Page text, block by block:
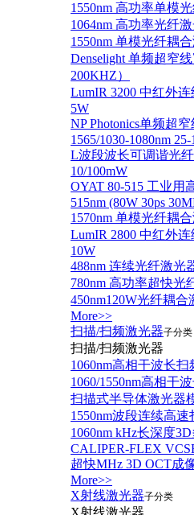
1550nm 高功率单模
1064nm 高功率光纤
1550nm 单模光纤耦
Denselight 单频超窄
200KHZ）
LumIR 3200 中红外
5W
NP Photonics单频超
1565/1030-1080nm
L波段波长可调谐光纤
10/100mW
OYAT 80-515 工业用
515nm (80W 30ps
1570nm 单模光纤耦
LumIR 2800 中红外
10W
488nm 连续光纤激光
780nm 高功率超快光
450nm120W光纤耦合
More>>
扫描/扫频激光器子分类
扫描/扫频激光器
1060nm高相干波长扫
1060/1550nm高相干
扫描式半导体激光器
1550nm波段连续高
1060nm kHz长深度
CALIPER-FLEX
超快MHz 3D OCT成
More>>
X射线激光器子分类
X射线激光器